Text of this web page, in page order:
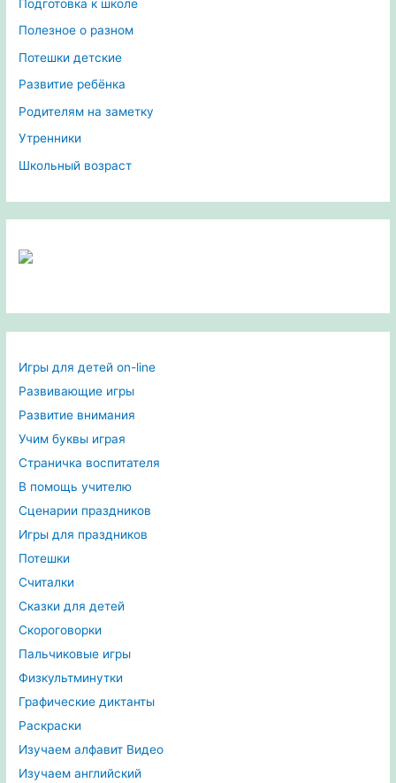
Подготовка к школе
Полезное о разном
Потешки детские
Развитие ребёнка
Родителям на заметку
Утренники
Школьный возраст
Игры для детей on-line
Развивающие игры
Развитие внимания
Учим буквы играя
Страничка воспитателя
В помощь учителю
Сценарии праздников
Игры для праздников
Потешки
Считалки
Сказки для детей
Скороговорки
Пальчиковые игры
Физкультминутки
Графические диктанты
Раскраски
Изучаем алфавит Видео
Изучаем английский